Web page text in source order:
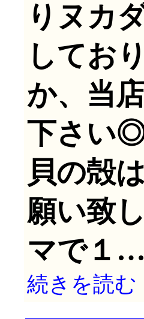
りヌカ
してお
か、当
下さい
貝の殻
願い致
マで１…
続きを読む